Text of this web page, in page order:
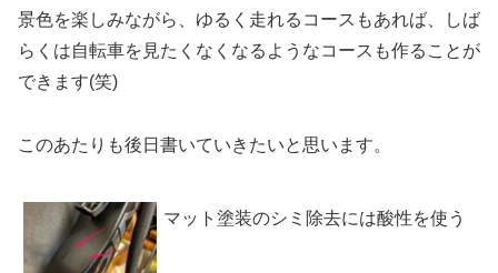
景色を楽しみながら、ゆるく走れるコースもあれば、しば
らくは自転車を見たくなくなるようなコースも作ることが
できます(笑)
このあたりも後日書いていきたいと思います。
マット塗装のシミ除去には酸性を使う